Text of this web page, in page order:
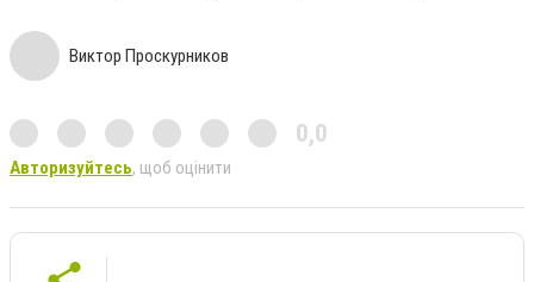
Виктор Проскурников
0,0
Авторизуйтесь, щоб оцінити